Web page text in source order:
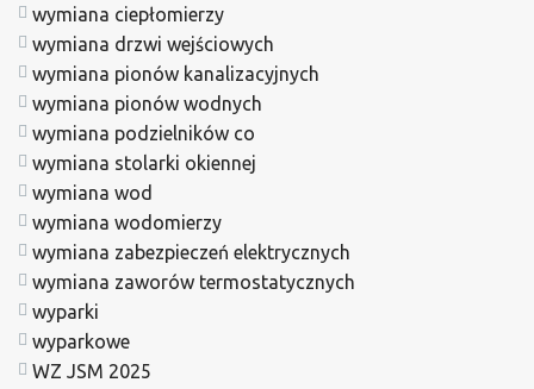
wymiana ciepłomierzy
wymiana drzwi wejściowych
wymiana pionów kanalizacyjnych
wymiana pionów wodnych
wymiana podzielników co
wymiana stolarki okiennej
wymiana wod
wymiana wodomierzy
wymiana zabezpieczeń elektrycznych
wymiana zaworów termostatycznych
wyparki
wyparkowe
WZ JSM 2025